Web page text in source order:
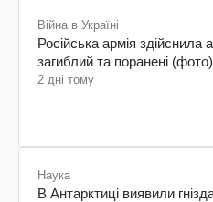
Війна в Україні
Російська армія здійснила
загиблий та поранені (фото)
2 дні тому
Наука
В Антарктиці виявили